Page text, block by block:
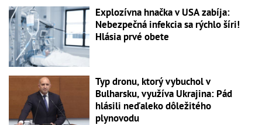
Explozívna hnačka v USA zabíja:
Nebezpečná infekcia sa rýchlo šíri!
Hlásia prvé obete
Typ dronu, ktorý vybuchol v
Bulharsku, využíva Ukrajina: Pád
hlásili neďaleko dôležitého
plynovodu